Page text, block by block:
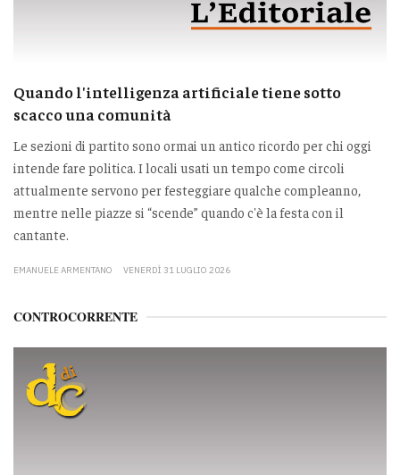
Quando l'intelligenza artificiale tiene sotto
scacco una comunità
Le sezioni di partito sono ormai un antico ricordo per chi oggi
intende fare politica. I locali usati un tempo come circoli
attualmente servono per festeggiare qualche compleanno,
mentre nelle piazze si “scende” quando c'è la festa con il
cantante.
EMANUELE ARMENTANO VENERDÌ 31 LUGLIO 2026
CONTROCORRENTE